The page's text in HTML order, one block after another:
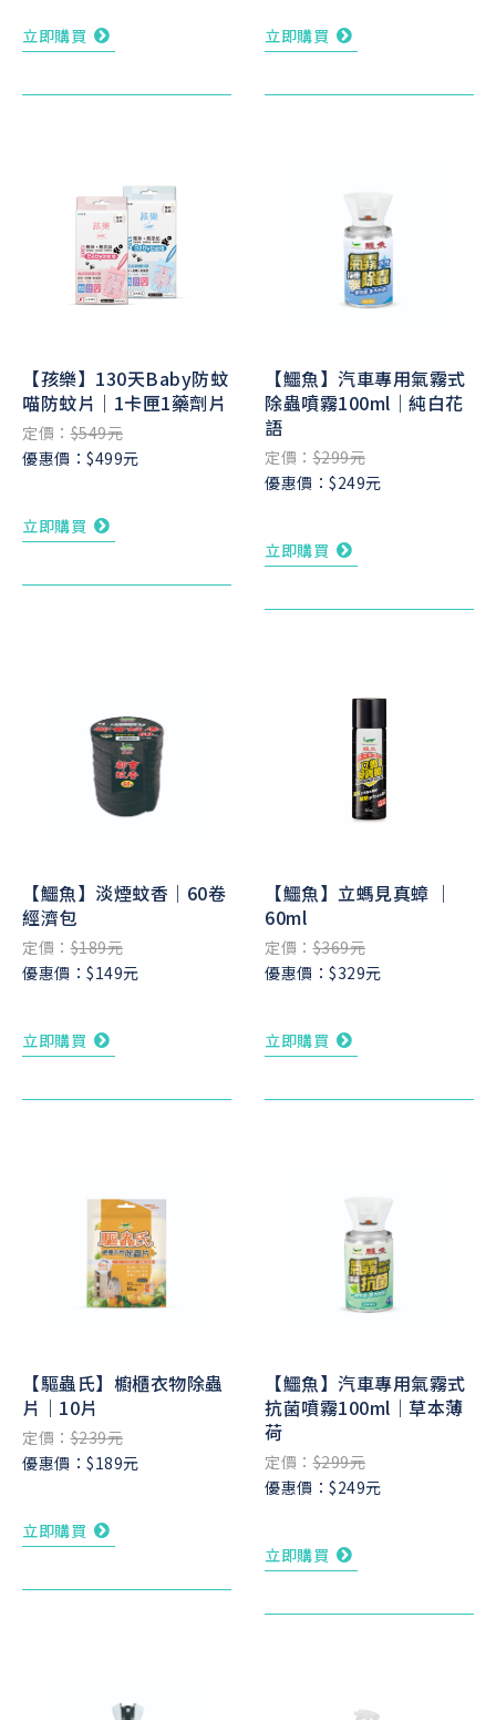
立即購買 立即購買
【孩樂】130天Baby防蚊
喵防蚊片｜1卡匣1藥劑片
定價：$549元
優惠價：$499元
立即購買
【鱷魚】汽車專用氣霧式
除蟲噴霧100ml｜純白花
語
定價：$299元
優惠價：$249元
立即購買
【鱷魚】淡煙蚊香｜60卷
經濟包
定價：$189元
優惠價：$149元
立即購買
【鱷魚】立螞見真蟑 ｜
60ml
定價：$369元
優惠價：$329元
立即購買
【驅蟲氏】櫥櫃衣物除蟲
片｜10片
定價：$239元
優惠價：$189元
立即購買
【鱷魚】汽車專用氣霧式
抗菌噴霧100ml｜草本薄
荷
定價：$299元
優惠價：$249元
立即購買